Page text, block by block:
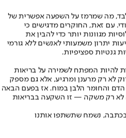
מה שמרמז על השפעה אפשרית של
עם זאת, החוקרים מדגישים כי
מגוונות יותר כדי להבין את
יתרון משמעותי לאנשים ללא גורמי
גנטיות ספציפיות.
להיות המפתח לשמירה על בריאות
לא רק מרענן ומרגיע, אלא גם מספק
והחומר הלבן במוח. אז בפעם הבאה
לא רק משקה — זו השקעה בבריאות
נשמח שתשתפו אותנו